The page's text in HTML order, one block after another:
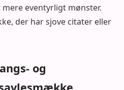
eventyrligt mønster.
der har sjove citater eller
og